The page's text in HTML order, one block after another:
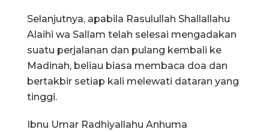
Selanjutnya, apabila Rasulullah Shallallahu
Alaihi wa Sallam telah selesai mengadakan
suatu perjalanan dan pulang kembali ke
Madinah, beliau biasa membaca doa dan
bertakbir setiap kali melewati dataran yang
tinggi.
Ibnu Umar Radhiyallahu Anhuma